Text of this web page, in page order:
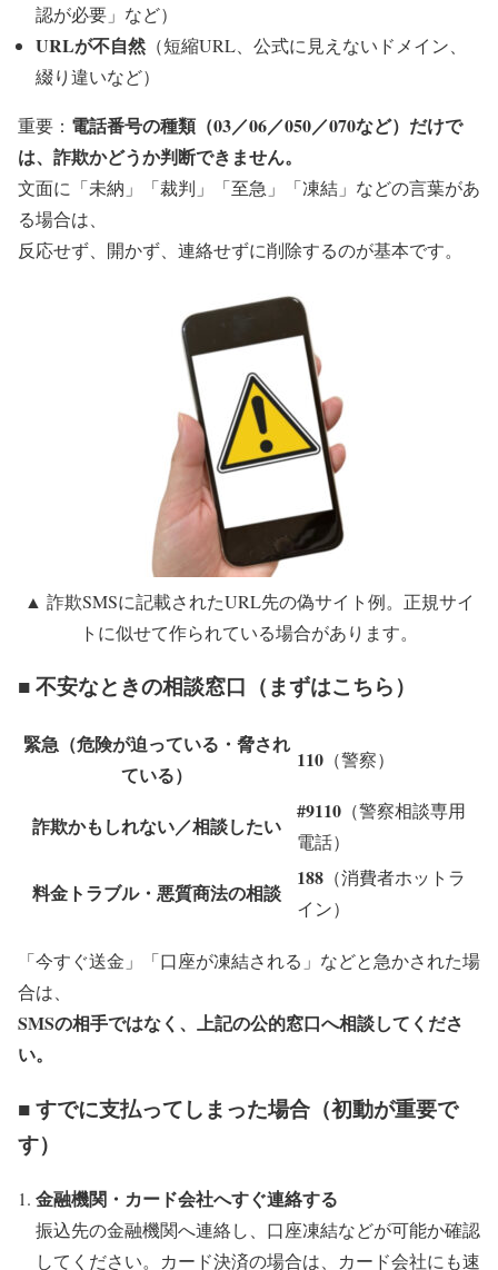
認が必要」など）
URLが不自然 （短縮URL、公式に見えないドメイン、
綴り違いなど）
重要： 電話番号の種類（03／06／050／070など）だけで
は、詐欺かどうか判断できません。
文面に「未納」「裁判」「至急」「凍結」などの言葉があ
る場合は、
反応せず、開かず、連絡せずに削除するのが基本です。
▲ 詐欺SMSに記載されたURL先の偽サイト例。正規サイ
トに似せて作られている場合があります。
■ 不安なときの相談窓口（まずはこちら）
緊急（危険が迫っている・脅され
ている）
110 （警察）
詐欺かもしれない／相談したい
#9110 （警察相談専用
電話）
料金トラブル・悪質商法の相談
188 （消費者ホットラ
イン）
「今すぐ送金」「口座が凍結される」などと急かされた場
合は、
SMSの相手ではなく、上記の公的窓口へ相談してくださ
い。
■ すでに支払ってしまった場合（初動が重要で
す）
金融機関・カード会社へすぐ連絡する
振込先の金融機関へ連絡し、口座凍結などが可能か確認
してください。カード決済の場合は、カード会社にも速